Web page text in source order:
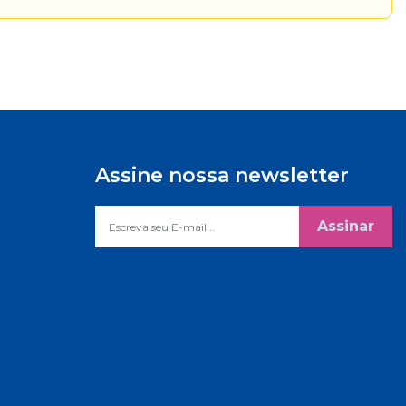
Assine nossa newsletter
Assinar